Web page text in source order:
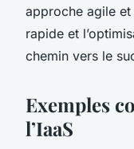
approche agile
rapide et
chemin vers le
Exemples
l’IaaS